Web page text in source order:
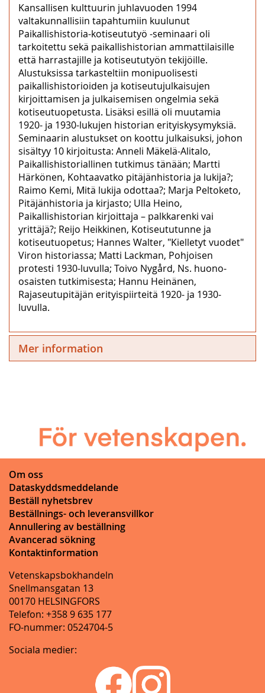
Kansallisen kulttuurin juhlavuoden 1994
valtakunnallisiin tapahtumiin kuulunut
Paikallishistoria-kotiseututyö -seminaari oli
tarkoitettu sekä paikallishistorian ammattilaisille
että harrastajille ja kotiseututyön tekijöille.
Alustuksissa tarkasteltiin monipuolisesti
paikallishistorioiden ja kotiseutujulkaisujen
kirjoittamisen ja julkaisemisen ongelmia sekä
kotiseutuopetusta. Lisäksi esillä oli muutamia
1920- ja 1930-lukujen historian erityiskysymyksiä.
Seminaarin alustukset on koottu julkaisuksi, johon
sisältyy 10 kirjoitusta: Anneli Mäkelä-Alitalo,
Paikallishistoriallinen tutkimus tänään; Martti
Härkönen, Kohtaavatko pitäjänhistoria ja lukija?;
Raimo Kemi, Mitä lukija odottaa?; Marja Peltoketo,
Pitäjänhistoria ja kirjasto; Ulla Heino,
Paikallishistorian kirjoittaja – palkkarenki vai
yrittäjä?; Reijo Heikkinen, Kotiseututunne ja
kotiseutuopetus; Hannes Walter, "Kielletyt vuodet"
Viron historiassa; Matti Lackman, Pohjoisen
protesti 1930-luvulla; Toivo Nygård, Ns. huono-
osaisten tutkimisesta; Hannu Heinänen,
Rajaseutupitäjän erityispiirteitä 1920- ja 1930-
luvulla.
Mer information
Om oss
Dataskyddsmeddelande
Beställ nyhetsbrev
Beställnings- och leveransvillkor
Annullering av beställning
Avancerad sökning
Kontaktinformation
Vetenskapsbokhandeln
Snellmansgatan 13
00170 HELSINGFORS
Telefon: +358 9 635 177
FO-nummer: 0524704-5
Sociala medier: